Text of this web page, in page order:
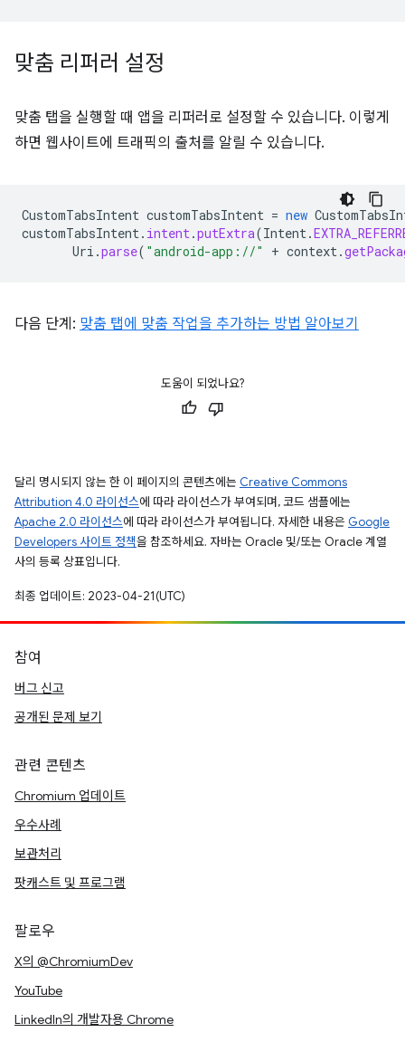
맞춤 리퍼러 설정
맞춤 탭을 실행할 때 앱을 리퍼러로 설정할 수 있습니다. 이렇게
하면 웹사이트에 트래픽의 출처를 알릴 수 있습니다.
CustomTabsIntent customTabsIntent = new
customTabsIntent. intent.putExtra(Intent.
Uri .parse( "android-app://" + context.
다음 단계: 맞춤 탭에 맞춤 작업을 추가하는 방법 알아보기
도움이 되었나요?
달리 명시되지 않는 한 이 페이지의 콘텐츠에는 Creative Commons
Attribution 4.0 라이선스에 따라 라이선스가 부여되며, 코드 샘플에는
Apache 2.0 라이선스에 따라 라이선스가 부여됩니다. 자세한 내용은 Google
Developers 사이트 정책을 참조하세요. 자바는 Oracle 및/또는 Oracle 계열
사의 등록 상표입니다.
최종 업데이트: 2023-04-21(UTC)
참여
버그 신고
공개된 문제 보기
관련 콘텐츠
Chromium 업데이트
우수사례
보관처리
팟캐스트 및 프로그램
팔로우
X의 @ChromiumDev
YouTube
LinkedIn의 개발자용 Chrome